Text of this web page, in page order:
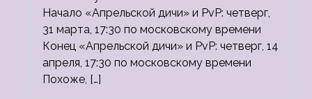
Начало «Апрельской дичи» и PvP: четверг,
31 марта, 17:30 по московскому времени
Конец «Апрельской дичи» и PvP: четверг, 14
апреля, 17:30 по московскому времени
Похоже, […]